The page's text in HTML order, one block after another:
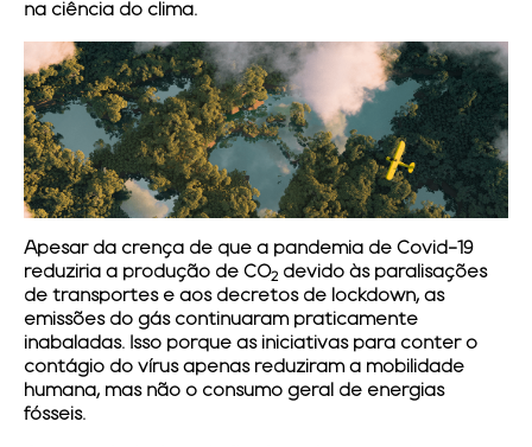
na ciência do clima.
Apesar da crença de que a pandemia de Covid-19
reduziria a produção de CO2 devido às paralisações
de transportes e aos decretos de lockdown, as
emissões do gás continuaram praticamente
inabaladas. Isso porque as iniciativas para conter o
contágio do vírus apenas reduziram a mobilidade
humana, mas não o consumo geral de energias
fósseis.